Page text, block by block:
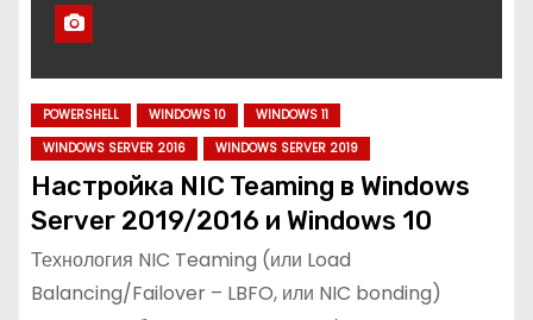
POWERSHELL WINDOWS 10
WINDOWS 11
WINDOWS SERVER 2016
WINDOWS SERVER 2019
Настройка NIC Teaming в Windows
Server 2019/2016 и Windows 10
Технология NIC Teaming (или Load
Balancing/Failover – LBFO, или NIC bonding)